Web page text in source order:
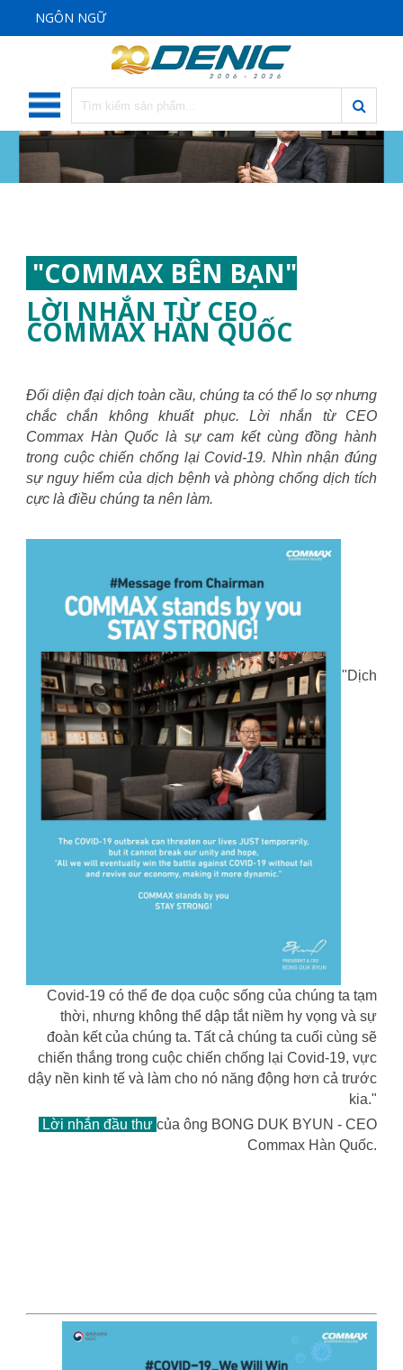
NGÔN NGỮ
"COMMAX BÊN BẠN"
LỜI NHẮN TỪ CEO
COMMAX HÀN QUỐC
Đối diện đại dịch toàn cầu, chúng ta có thể lo sợ nhưng
chắc chắn không khuất phục. Lời nhắn từ CEO
Commax Hàn Quốc là sự cam kết cùng đồng hành
trong cuộc chiến chống lại Covid-19. Nhìn nhận đúng
sự nguy hiểm của dịch bệnh và phòng chống dịch tích
cực là điều chúng ta nên làm.
"Dịch
Covid-19 có thể đe dọa cuộc sống của chúng ta tạm
thời, nhưng không thể dập tắt niềm hy vọng và sự
đoàn kết của chúng ta. Tất cả chúng ta cuối cùng sẽ
chiến thắng trong cuộc chiến chống lại Covid-19, vực
dậy nền kinh tế và làm cho nó năng động hơn cả trước
kia."
Lời nhắn đầu thư của ông BONG DUK BYUN - CEO
Commax Hàn Quốc.